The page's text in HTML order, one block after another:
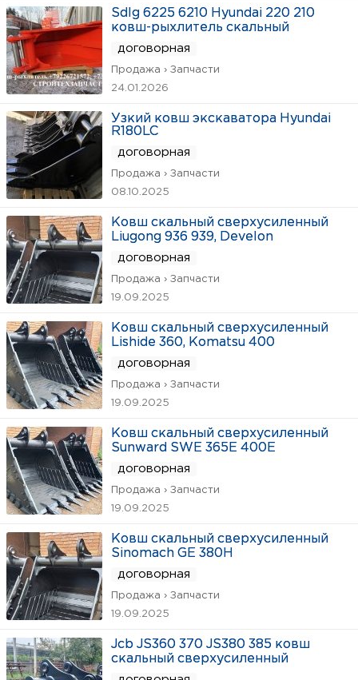
Sdlg 6225 6210 Hyundai 220 210
ковш-рыхлитель скальный
договорная
Продажа › Запчасти
24.01.2026
Узкий ковш экскаватора Hyundai
R180LC
договорная
Продажа › Запчасти
08.10.2025
Ковш скальный сверхусиленный
Liugong 936 939, Develon
договорная
Продажа › Запчасти
19.09.2025
Ковш скальный сверхусиленный
Lishide 360, Komatsu 400
договорная
Продажа › Запчасти
19.09.2025
Ковш скальный сверхусиленный
Sunward SWE 365E 400E
договорная
Продажа › Запчасти
19.09.2025
Ковш скальный сверхусиленный
Sinomach GE 380H
договорная
Продажа › Запчасти
19.09.2025
Jcb JS360 370 JS380 385 ковш
скальный сверхусиленный